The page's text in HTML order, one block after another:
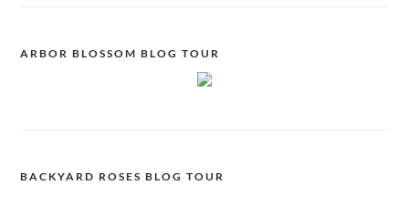
ARBOR BLOSSOM BLOG TOUR
BACKYARD ROSES BLOG TOUR